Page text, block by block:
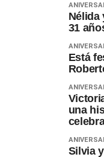
Nélida
31
Está
una
Silvia